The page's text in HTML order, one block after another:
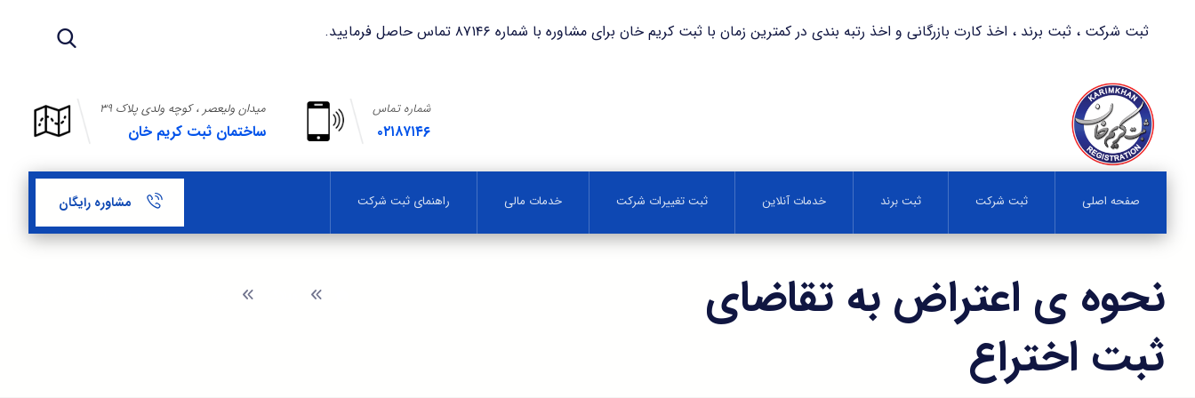
ثبت شرکت ، ثبت برند ، اخذ کارت بازرگانی و اخذ رتبه بندی در کمترین زمان با ثبت کریم خان برای مشاوره با شماره ۸۷۱۴۶ تماس حاصل فرمایید.
میدان ولیعصر ، کوچه ولدی پلاک ۳۹
ساختمان ثبت کریم خان
شماره تماس
۰۲۱۸۷۱۴۶
صفحه اصلی ثبت شرکت ثبت برند خدمات آنلاین ثبت تغییرات شرکت خدمات مالی راهنمای ثبت شرکت مشاوره رایگان
نحوه ی اعتراض به تقاضای
ثبت اختراع